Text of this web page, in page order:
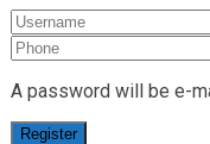
A password will be e-
Register